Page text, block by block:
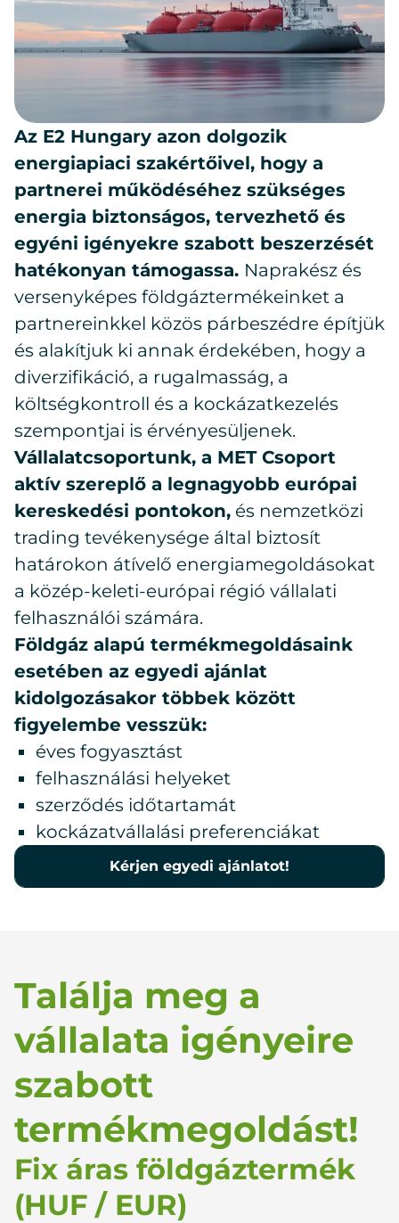
Az E2 Hungary azon dolgozik
energiapiaci szakértőivel, hogy a
partnerei működéséhez szükséges
energia biztonságos, tervezhető és
egyéni igényekre szabott beszerzését
hatékonyan támogassa. Naprakész és
versenyképes földgáztermékeinket a
partnereinkkel közös párbeszédre építjük
és alakítjuk ki annak érdekében, hogy a
diverzifikáció, a rugalmasság, a
költségkontroll és a kockázatkezelés
szempontjai is érvényesüljenek.
Vállalatcsoportunk, a MET Csoport
aktív szereplő a legnagyobb európai
kereskedési pontokon, és nemzetközi
trading tevékenysége által biztosít
határokon átívelő energiamegoldásokat
a közép-keleti-európai régió vállalati
felhasználói számára.
Földgáz alapú termékmegoldásaink
esetében az egyedi ajánlat
kidolgozásakor többek között
figyelembe vesszük:
éves fogyasztást
felhasználási helyeket
szerződés időtartamát
kockázatvállalási preferenciákat
Kérjen egyedi ajánlatot!
Találja meg a
vállalata igényeire
szabott
termékmegoldást!
Fix áras földgáztermék
(HUF / EUR)